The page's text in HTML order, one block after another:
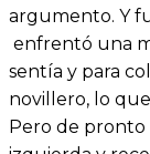
argumento. Y
enfrentó una
sentía y para
novillero, lo
Pero de pronto